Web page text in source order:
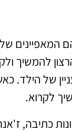
המאפיינים
להמשיך
של הילד.
לקרוא.
כתיבה,